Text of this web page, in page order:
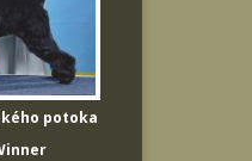
potoka